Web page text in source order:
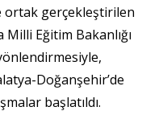
ortak gerçekleştirilen
Milli Eğitim Bakanlığı
Doğanşehir’de
başlatıldı.